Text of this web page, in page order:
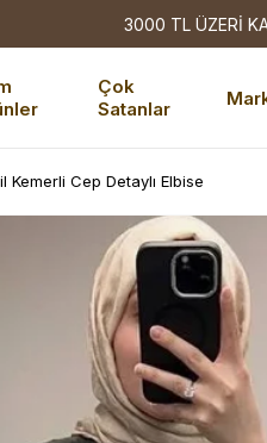
3000 TL ÜZERİ
Çok
Satanlar
Cep Detaylı Elbise